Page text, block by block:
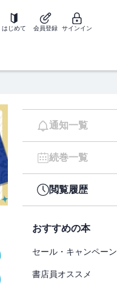
はじめて 会員登録 サインイン
通知一覧
続巻一覧
閲覧履歴
おすすめの本
セール・キャンペーン
書店員オススメ